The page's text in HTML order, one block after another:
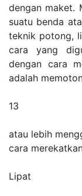
dengan maket.
suatu benda
teknik potong,
cara yang
dengan cara
adalah
13
atau lebih
cara
Lipat